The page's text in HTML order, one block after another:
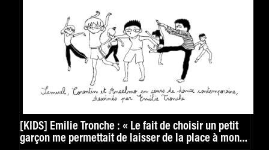
[KIDS] Émilie Tronche : « Le fait de choisir un petit
garçon me permettait de laisser de la place à mon